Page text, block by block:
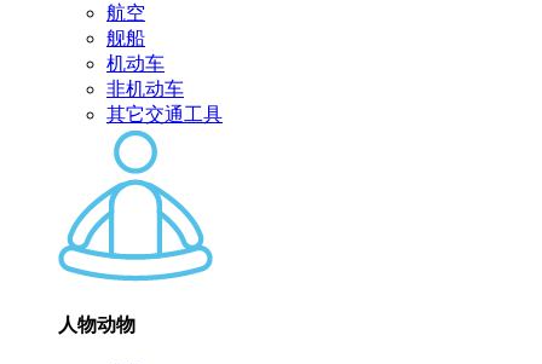
航空
舰船
机动车
非机动车
其它交通工具
人物动物